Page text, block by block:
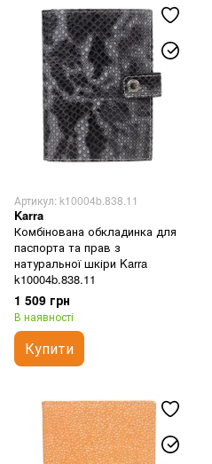
Артикул: k10004b.838.11
Karra
Комбінована обкладинка для
паспорта та прав з
натуральної шкіри Karra
k10004b.838.11
1 509 грн
В наявності
Купити